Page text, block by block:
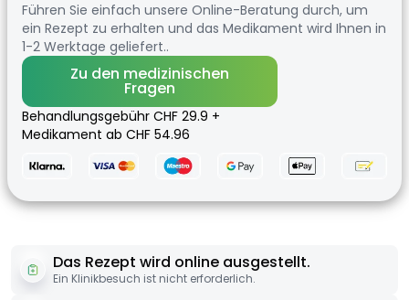
Führen Sie einfach unsere Online-Beratung durch, um
ein Rezept zu erhalten und das Medikament wird Ihnen in
1-2 Werktage geliefert..
Zu den medizinischen
Fragen
Behandlungsgebühr CHF 29.9 +
Medikament ab CHF 54.96
Das Rezept wird online ausgestellt.
Ein Klinikbesuch ist nicht erforderlich.